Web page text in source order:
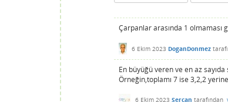
Çarpanlar arasında 1 olmaması
6 Ekim 2023 DoganDonmez
En büyüğü veren ve en az
Örneğin,toplamı 7 ise 3,2,2
6 Ekim 2023 Sercan tarafından